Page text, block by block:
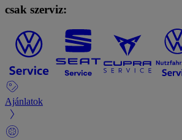
csak szerviz:
Ajánlatok